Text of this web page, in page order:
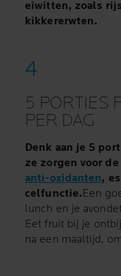
eiwitten, zoals
kikkererwten.
5 PORTIES
PER DAG
Denk aan je 5
ze zorgen voor
anti-oxidanten,
celfunctie.Een
lunch en je
Eet fruit bij je
na een maaltijd,